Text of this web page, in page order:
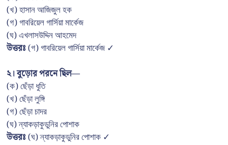
(খ) হাসান আজিজুল হক
(গ) গাবরিয়েল গার্সিয়া মার্কেজ
(ঘ) এখলাসউদ্দিন আহমেদ
উত্তরঃ(গ) গাবরিয়েল গার্সিয়া মার্কেজ ✓
২। বুড়োর পরনে ছিল—
(ক) ছেঁড়া ধুতি
(খ) ছেঁড়া লুঙ্গি
(গ) ছেঁড়া চাদর
(ঘ) ন্যাকড়াকুডুনির পোশাক
উত্তরঃ(ঘ) ন্যাকড়াকুডুনির পোশাক ✓